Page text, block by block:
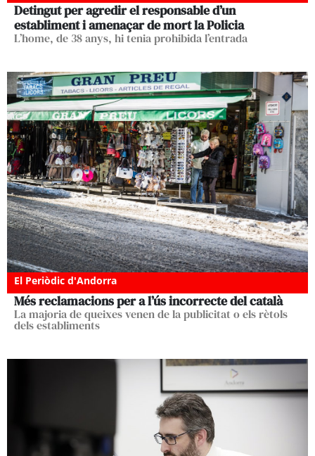
Detingut per agredir el responsable d’un
establiment i amenaçar de mort la Policia
L’home, de 38 anys, hi tenia prohibida l’entrada
El Periòdic d'Andorra
Més reclamacions per a l’ús incorrecte del català
La majoria de queixes venen de la publicitat o els rètols
dels establiments